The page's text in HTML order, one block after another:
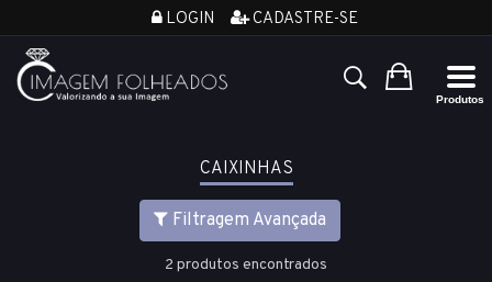
LOGIN CADASTRE-SE
CAIXINHAS
Filtragem Avançada
2 produtos encontrados